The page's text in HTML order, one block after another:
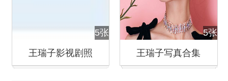
5张
王瑞子影视剧照
5张
王瑞子写真合集